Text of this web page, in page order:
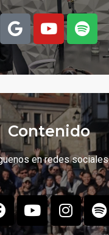
Contenido
en redes sociales